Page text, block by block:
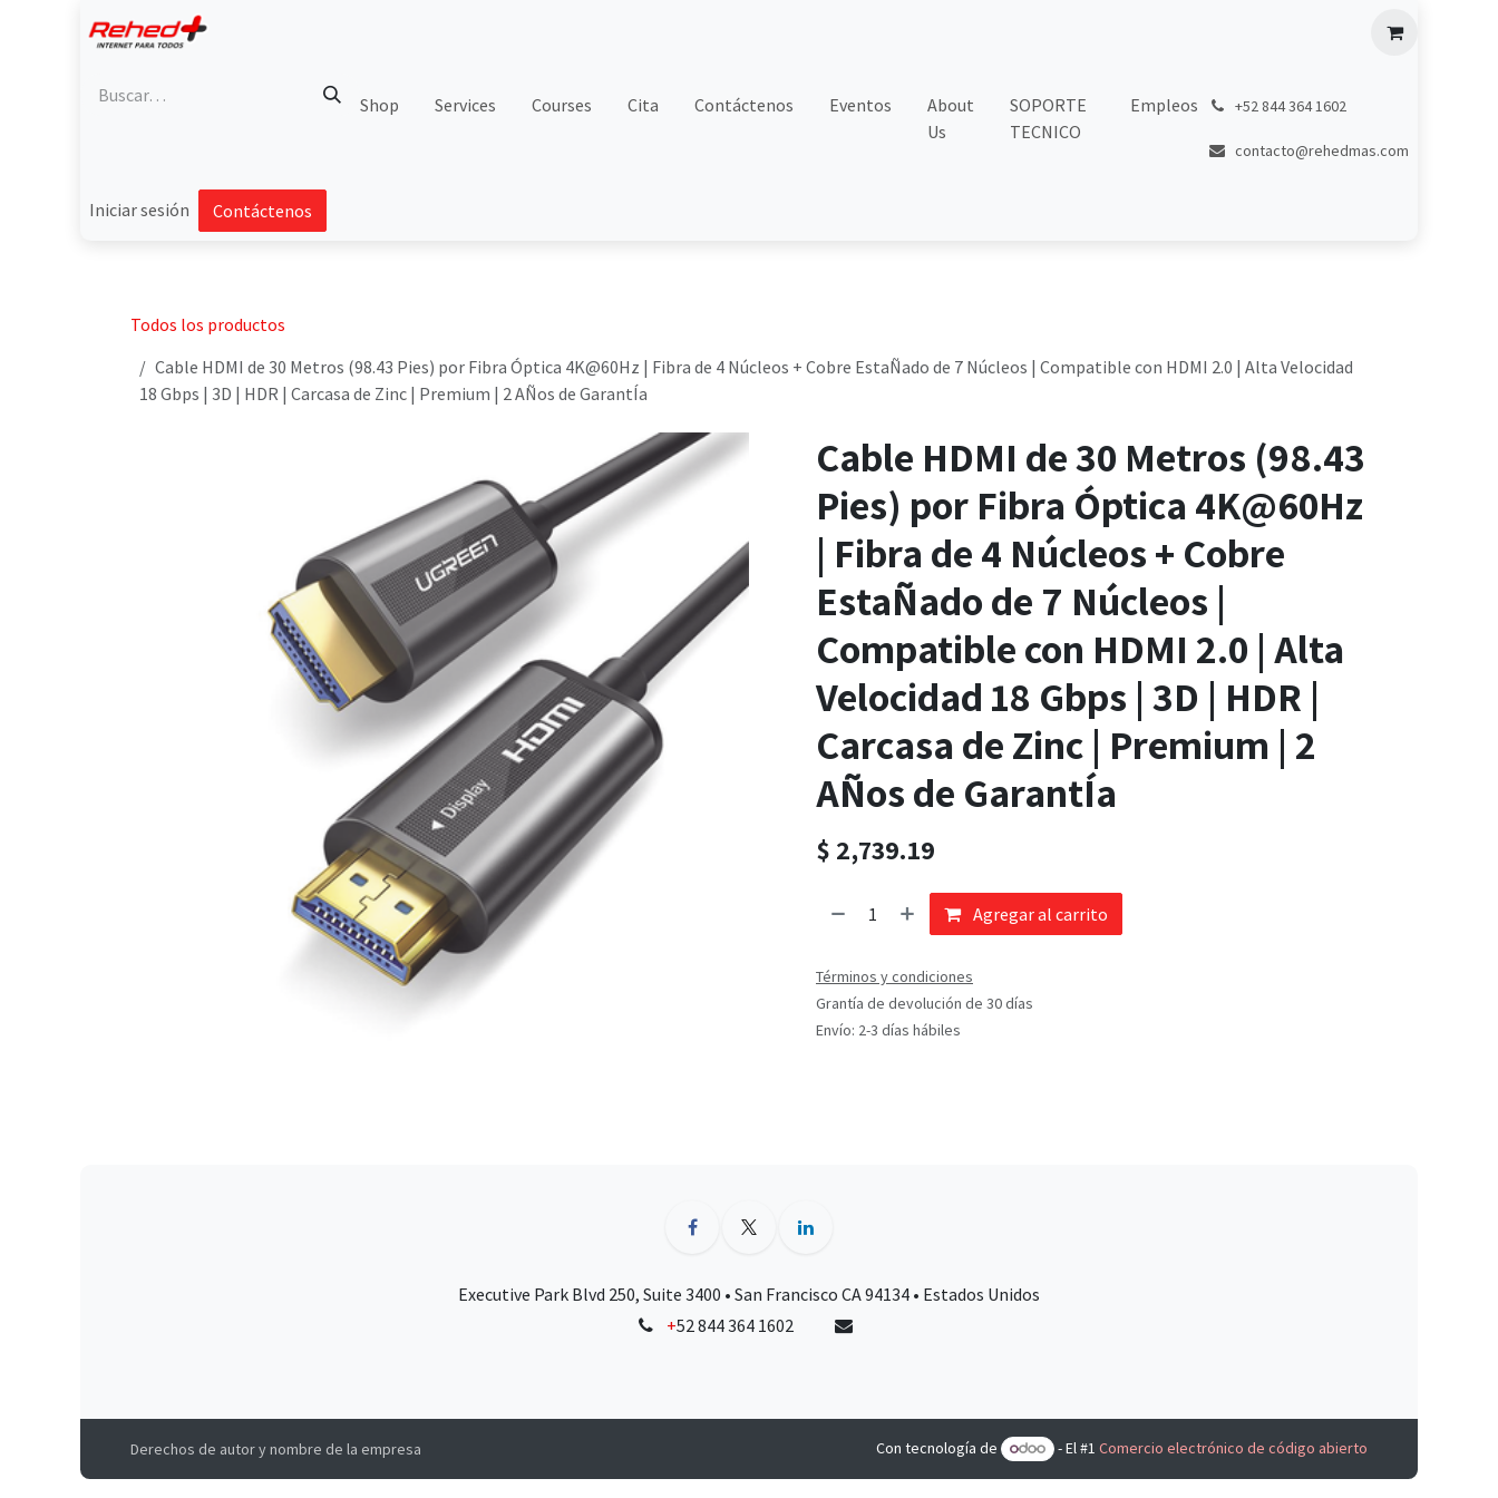
Shop Services Courses Cita Contáctenos Eventos
About
Us
SOPORTE
TECNICO
Empleos +52 844 364 1602
contacto@rehedmas.com
Iniciar sesión Contáctenos
Todos los productos
Cable HDMI de 30 Metros (98.43 Pies) por Fibra Óptica 4K@60Hz | Fibra de 4 Núcleos + Cobre EstaÑado de 7 Núcleos | Compatible con HDMI 2.0 | Alta Velocidad
18 Gbps | 3D | HDR | Carcasa de Zinc | Premium | 2 AÑos de GarantÍa
Cable HDMI de 30 Metros (98.43
Pies) por Fibra Óptica 4K@60Hz
| Fibra de 4 Núcleos + Cobre
EstaÑado de 7 Núcleos |
Compatible con HDMI 2.0 | Alta
Velocidad 18 Gbps | 3D | HDR |
Carcasa de Zinc | Premium | 2
AÑos de GarantÍa
$ 2,739.19
Agregar al carrito
Términos y condiciones
Grantía de devolución de 30 días
Envío: 2-3 días hábiles
Executive Park Blvd 250, Suite 3400 • San Francisco CA 94134 • Estados Unidos
+52 844 364 1602
Derechos de autor y nombre de la empresa Con tecnología de - El #1 Comercio electrónico de código abierto